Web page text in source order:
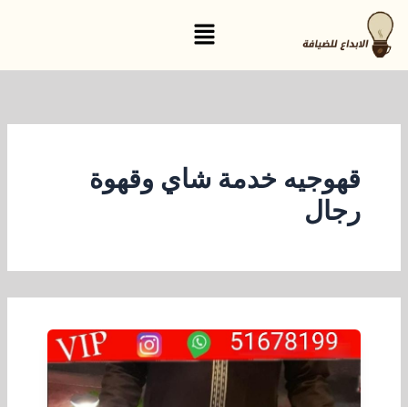
تخطي
إلى
المحتوى
القائمة
قهوجيه خدمة شاي وقهوة
رجال